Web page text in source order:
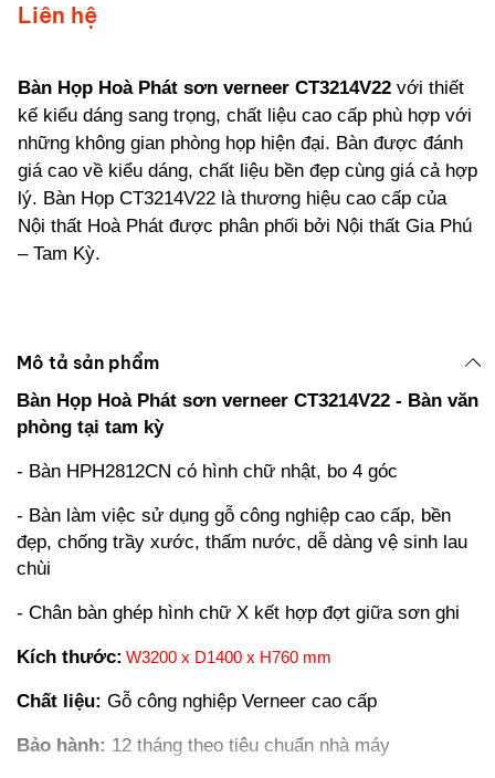
Liên hệ
Bàn Họp Hoà Phát sơn verneer CT3214V22 với thiết
kế kiểu dáng sang trọng, chất liệu cao cấp phù hợp với
những không gian phòng họp hiện đại. Bàn được đánh
giá cao về kiểu dáng, chất liệu bền đẹp cùng giá cả hợp
lý. Bàn Họp CT3214V22 là thương hiệu cao cấp của
Nội thất Hoà Phát được phân phối bởi Nội thất Gia Phú
– Tam Kỳ.
Mô tả sản phẩm
Bàn Họp Hoà Phát sơn verneer CT3214V22 - Bàn văn
phòng tại tam kỳ
- Bàn HPH2812CN có hình chữ nhật, bo 4 góc
- Bàn làm việc sử dụng gỗ công nghiệp cao cấp, bền
đẹp, chống trầy xước, thấm nước, dễ dàng vệ sinh lau
chùi
- Chân bàn ghép hình chữ X kết hợp đợt giữa sơn ghi
Kích thước: W3200 x D1400 x H760 mm
Chất liệu: Gỗ công nghiệp Verneer cao cấp
Bảo hành: 12 tháng theo tiêu chuẩn nhà máy